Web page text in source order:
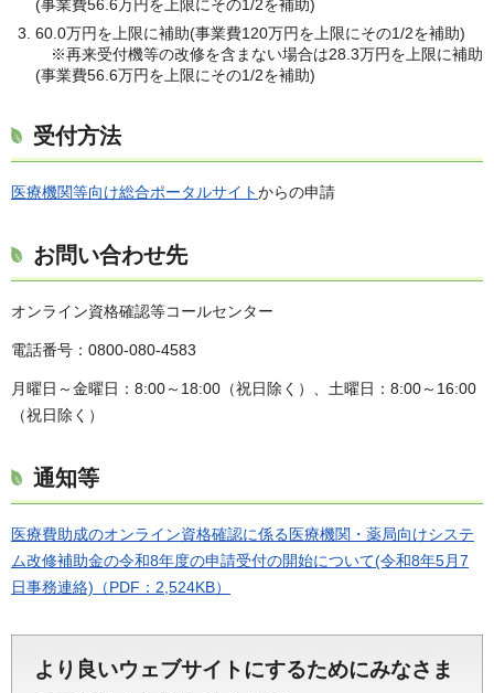
(事業費56.6万円を上限にその1/2を補助)
60.0万円を上限に補助(事業費120万円を上限にその1/2を補助)
※再来受付機等の改修を含まない場合は28.3万円を上限に補助
(事業費56.6万円を上限にその1/2を補助)
受付方法
医療機関等向け総合ポータルサイトからの申請
お問い合わせ先
オンライン資格確認等コールセンター
電話番号：0800-080-4583
月曜日～金曜日：8:00～18:00（祝日除く）、土曜日：8:00～16:00
（祝日除く）
通知等
医療費助成のオンライン資格確認に係る医療機関・薬局向けシステ
ム改修補助金の令和8年度の申請受付の開始について(令和8年5月7
日事務連絡)（PDF：2,524KB）
より良いウェブサイトにするためにみなさま